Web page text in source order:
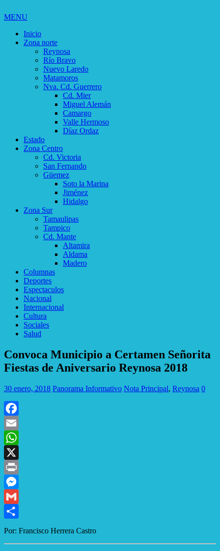
MENU
Inicio
Zona norte
Reynosa
Río Bravo
Nuevo Laredo
Matamoros
Nva. Cd. Guerrero
Cd. Mier
Miguel Alemán
Camargo
Valle Hermoso
Díaz Ordaz
Estado
Zona Centro
Cd. Victoria
San Fernando
Güemez
Soto la Marina
Jiménez
Hidalgo
Zona Sur
Tamaulipas
Tampico
Cd. Mante
Altamira
Aldama
Madero
Columnas
Deportes
Espectaculos
Nacional
Internacional
Cultura
Sociales
Salud
Convoca Municipio a Certamen Señorita
Fiestas de Aniversario Reynosa 2018
30 enero, 2018 Panorama Informativo Nota Principal, Reynosa 0
Facebook
Email
WhatsApp
X
Print
Messenger
Gmail
Por: Francisco Herrera Castro